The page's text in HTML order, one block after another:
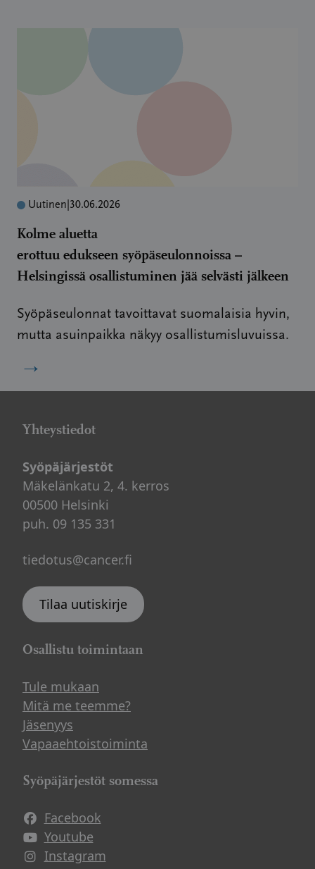
Uutinen 30.06.2026
Kolme aluetta
erottuu edukseen syöpäseulonnoissa –
Helsingissä osallistuminen jää selvästi jälkeen
Syöpäseulonnat tavoittavat suomalaisia hyvin,
mutta asuinpaikka näkyy osallistumisluvuissa.
→
Yhteystiedot
Syöpäjärjestöt
Mäkelänkatu 2, 4. kerros
00500 Helsinki
puh. 09 135 331
tiedotus@cancer.fi
Tilaa uutiskirje
Osallistu toimintaan
Tule mukaan
Mitä me teemme?
Jäsenyys
Vapaaehtoistoiminta
Syöpäjärjestöt somessa
Facebook
Avautuu uuteen ikkunaan
Youtube
Avautuu uuteen ikkunaan
Instagram
Avautuu uuteen ikkunaan